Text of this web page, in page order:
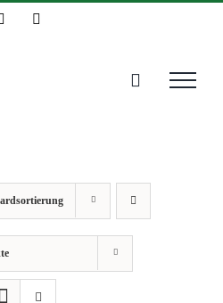
Instagram